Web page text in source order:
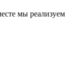
мы реализуем